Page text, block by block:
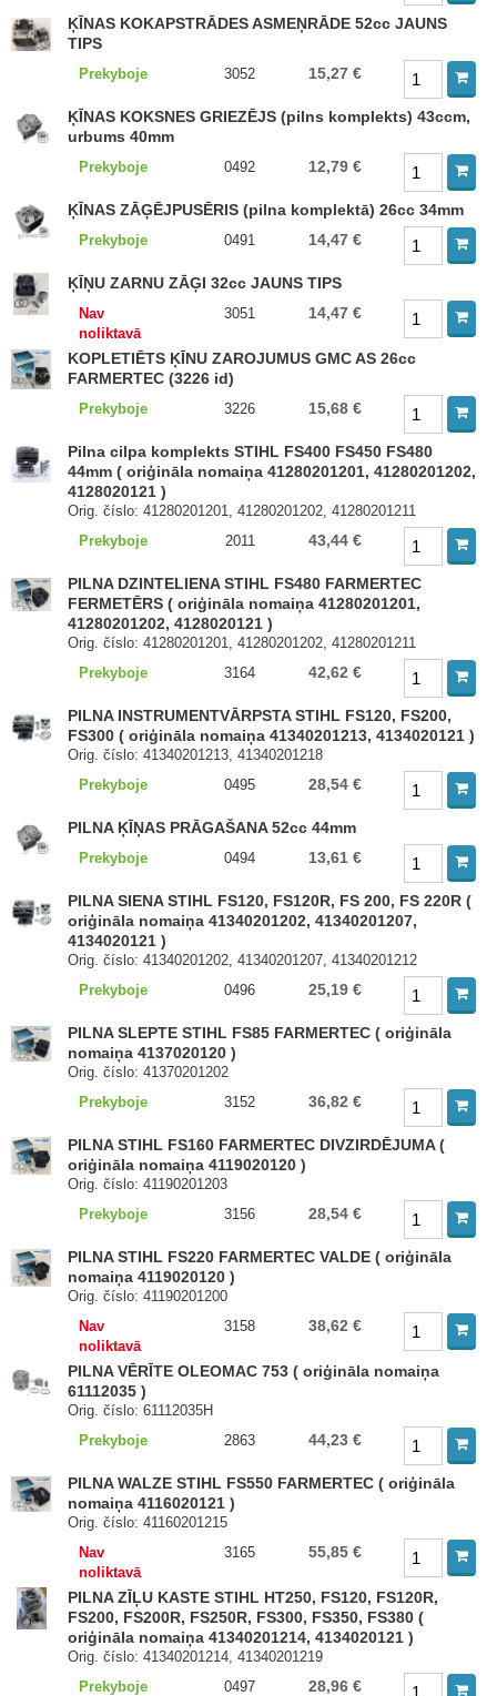
ĶĪNAS KOKAPSTRĀDES ASMEŅRĀDE 52cc JAUNS
TIPS
Prekyboje 3052 15,27 €
ĶĪNAS KOKSNES GRIEZĒJS (pilns komplekts) 43ccm,
urbums 40mm
Prekyboje 0492 12,79 €
ĶĪNAS ZĀĢĒJPUSĒRIS (pilna komplektā) 26cc 34mm
Prekyboje 0491 14,47 €
ĶĪŅU ZARNU ZĀĢI 32cc JAUNS TIPS
Nav
noliktavā
3051 14,47 €
KOPLETIĒTS ĶĪNU ZAROJUMUS GMC AS 26cc
FARMERTEC (3226 id)
Prekyboje 3226 15,68 €
Pilna cilpa komplekts STIHL FS400 FS450 FS480
44mm ( oriģināla nomaiņa 41280201201, 41280201202,
4128020121 )
Orig. číslo: 41280201201, 41280201202, 41280201211
Prekyboje
2011 43,44 €
PILNA DZINTELIENA STIHL FS480 FARMERTEC
FERMETĒRS ( oriģināla nomaiņa 41280201201,
41280201202, 4128020121 )
Orig. číslo: 41280201201, 41280201202, 41280201211
Prekyboje
3164 42,62 €
PILNA INSTRUMENTVĀRPSTA STIHL FS120, FS200,
FS300 ( oriģināla nomaiņa 41340201213, 4134020121 )
Orig. číslo: 41340201213, 41340201218
Prekyboje
0495 28,54 €
PILNA ĶĪŅAS PRĀGAŠANA 52cc 44mm
Prekyboje 0494 13,61 €
PILNA SIENA STIHL FS120, FS120R, FS 200, FS 220R (
oriģināla nomaiņa 41340201202, 41340201207,
4134020121 )
Orig. číslo: 41340201202, 41340201207, 41340201212
Prekyboje
0496 25,19 €
PILNA SLEPTE STIHL FS85 FARMERTEC ( oriģināla
nomaiņa 4137020120 )
Orig. číslo: 41370201202
Prekyboje
3152 36,82 €
PILNA STIHL FS160 FARMERTEC DIVZIRDĒJUMA (
oriģināla nomaiņa 4119020120 )
Orig. číslo: 41190201203
Prekyboje
3156 28,54 €
PILNA STIHL FS220 FARMERTEC VALDE ( oriģināla
nomaiņa 4119020120 )
Orig. číslo: 41190201200
Nav
noliktavā
3158 38,62 €
PILNA VĒRĪTE OLEOMAC 753 ( oriģināla nomaiņa
61112035 )
Orig. číslo: 61112035H
Prekyboje
2863 44,23 €
PILNA WALZE STIHL FS550 FARMERTEC ( oriģināla
nomaiņa 4116020121 )
Orig. číslo: 41160201215
Nav
noliktavā
3165 55,85 €
PILNA ZĪĻU KASTE STIHL HT250, FS120, FS120R,
FS200, FS200R, FS250R, FS300, FS350, FS380 (
oriģināla nomaiņa 41340201214, 4134020121 )
Orig. číslo: 41340201214, 41340201219
Prekyboje
0497 28,96 €